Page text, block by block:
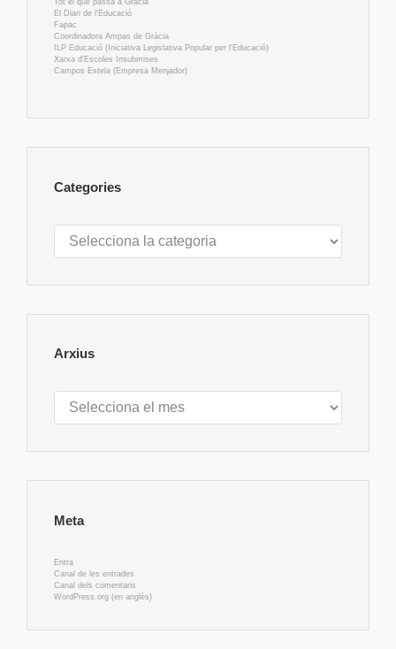
Tot el que passa a Gràcia
El Diari de l'Educació
Fapac
Coordinadora Ampas de Gràcia
ILP Educació (Iniciativa Legislativa Popular per l'Educació)
Xarxa d'Escoles Insubmises
Campos Estela (Empresa Menjador)
Categories
Categories
Arxius
Arxius
Meta
Entra
Canal de les entrades
Canal dels comentaris
WordPress.org (en anglès)